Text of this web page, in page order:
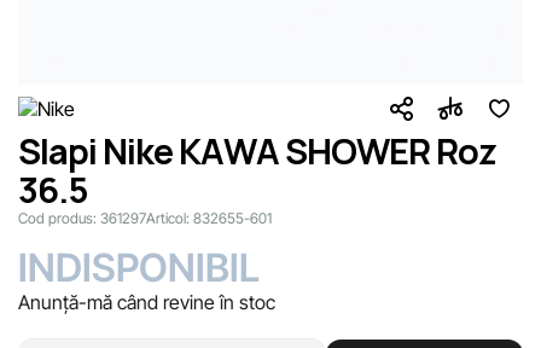
Slapi Nike KAWA SHOWER Roz
36.5
Cod produs: 361297Articol: 832655-601
INDISPONIBIL
Anunță-mă când revine în stoc